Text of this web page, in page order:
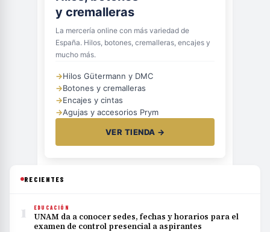
y cremalleras
La mercería online con más variedad de
España. Hilos, botones, cremalleras, encajes y
mucho más.
→Hilos Gütermann y DMC
→Botones y cremalleras
→Encajes y cintas
→Agujas y accesorios Prym
VER TIENDA →
RECIENTES
1 EDUCACIÓN
UNAM da a conocer sedes, fechas y horarios para el
examen de control presencial a aspirantes